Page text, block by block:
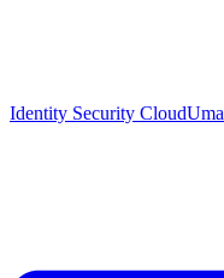
Identity Security Cloud